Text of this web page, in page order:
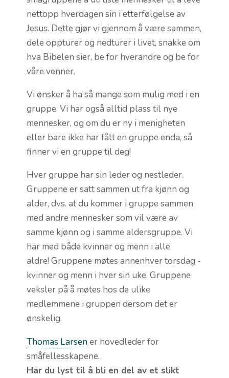
nettopp hverdagen sin i etterfølgelse av
Jesus. Dette gjør vi gjennom å være sammen,
dele oppturer og nedturer i livet, snakke om
hva Bibelen sier, be for hverandre og be for
våre venner.
Vi ønsker å ha så mange som mulig med i en
gruppe. Vi har også alltid plass til nye
mennesker, og om du er ny i menigheten
eller bare ikke har fått en gruppe enda, så
finner vi en gruppe til deg!
Hver gruppe har sin leder og nestleder.
Gruppene er satt sammen ut fra kjønn og
alder, dvs. at du kommer i gruppe sammen
med andre mennesker som vil være av
samme kjønn og i samme aldersgruppe. Vi
har med både kvinner og menn i alle
aldre! Gruppene møtes annenhver torsdag -
kvinner og menn i hver sin uke. Gruppene
veksler på å møtes hos de ulike
medlemmene i gruppen dersom det er
ønskelig.
Thomas Larsener hovedleder for
småfellesskapene.
Har du lyst til å bli en del av et slikt